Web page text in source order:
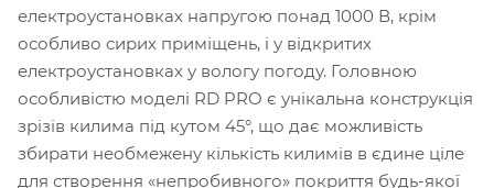
електроустановках напругою понад 1000 В, крім
особливо сирих приміщень, і у відкритих
електроустановках у вологу погоду. Головною
особливістю моделі RD PRO є унікальна конструкція
зрізів килима під кутом 45°, що дає можливість
збирати необмежену кількість килимів в єдине ціле
для створення «непробивного» покриття будь-якої